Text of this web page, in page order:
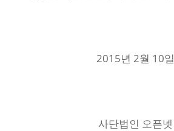
2015년 2월 10일
사단법인 오픈넷